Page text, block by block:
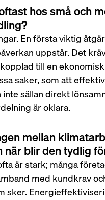
hos små och
En första viktig
uppstår. Det
till en
saker, som att
sällan direkt
är oklara.
mellan
blir den tydlig
är stark; många
med kundkrav
sker.